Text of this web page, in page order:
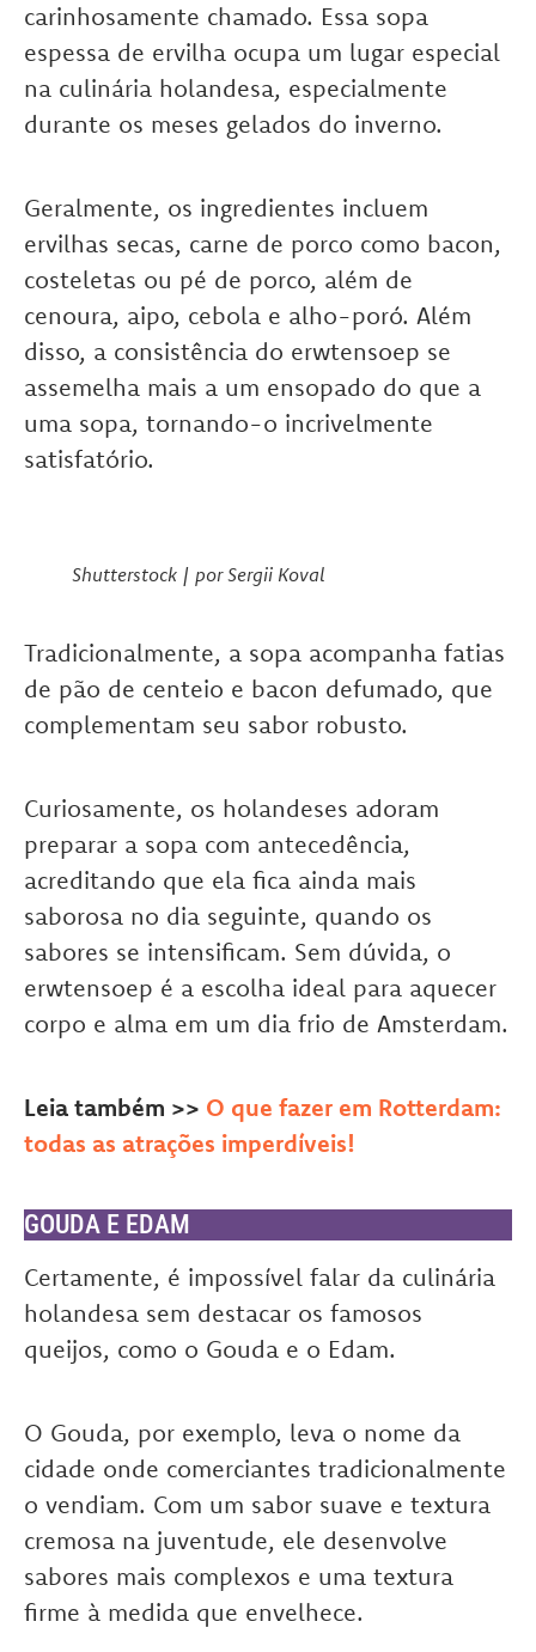
carinhosamente chamado. Essa sopa
espessa de ervilha ocupa um lugar especial
na culinária holandesa, especialmente
durante os meses gelados do inverno.
Geralmente, os ingredientes incluem
ervilhas secas, carne de porco como bacon,
costeletas ou pé de porco, além de
cenoura, aipo, cebola e alho-poró. Além
disso, a consistência do erwtensoep se
assemelha mais a um ensopado do que a
uma sopa, tornando-o incrivelmente
satisfatório.
Shutterstock | por Sergii Koval
Tradicionalmente, a sopa acompanha fatias
de pão de centeio e bacon defumado, que
complementam seu sabor robusto.
Curiosamente, os holandeses adoram
preparar a sopa com antecedência,
acreditando que ela fica ainda mais
saborosa no dia seguinte, quando os
sabores se intensificam. Sem dúvida, o
erwtensoep é a escolha ideal para aquecer
corpo e alma em um dia frio de Amsterdam.
Leia também >> O que fazer em Rotterdam:
todas as atrações imperdíveis!
GOUDA E EDAM
Certamente, é impossível falar da culinária
holandesa sem destacar os famosos
queijos, como o Gouda e o Edam.
O Gouda, por exemplo, leva o nome da
cidade onde comerciantes tradicionalmente
o vendiam. Com um sabor suave e textura
cremosa na juventude, ele desenvolve
sabores mais complexos e uma textura
firme à medida que envelhece.